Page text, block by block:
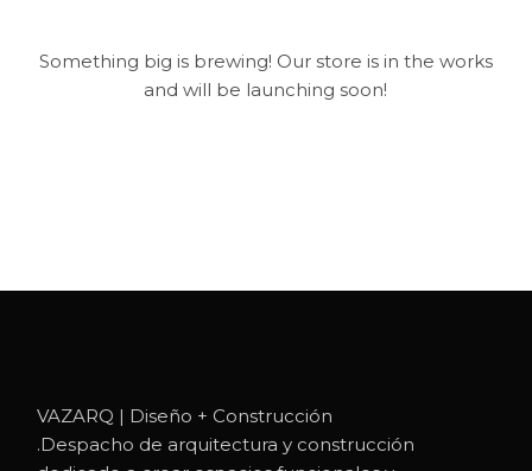
Something big is brewing! Our store is in the works
and will be launching soon!
VAZARQ | Diseño + Construcción
.Despacho de arquitectura y construcción